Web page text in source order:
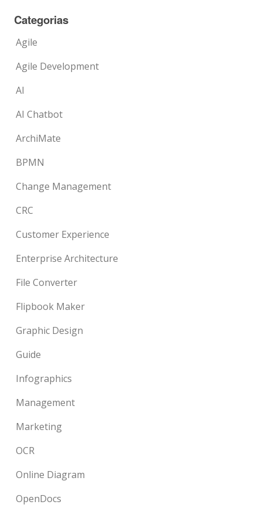
Categorias
Agile
Agile Development
AI
AI Chatbot
ArchiMate
BPMN
Change Management
CRC
Customer Experience
Enterprise Architecture
File Converter
Flipbook Maker
Graphic Design
Guide
Infographics
Management
Marketing
OCR
Online Diagram
OpenDocs